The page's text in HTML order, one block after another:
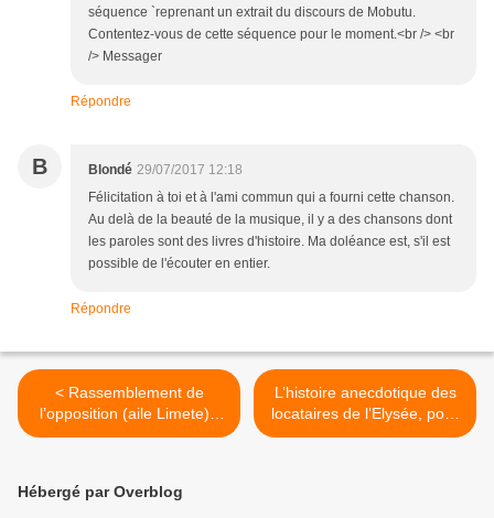
séquence `reprenant un extrait du discours de Mobutu.
Contentez-vous de cette séquence pour le moment.<br /> <br
/> Messager
Répondre
B Blondé 29/07/2017 12:18
Félicitation à toi et à l'ami commun qui a fourni cette chanson.
Au delà de la beauté de la musique, il y a des chansons dont
les paroles sont des livres d'histoire. Ma doléance est, s'il est
possible de l'écouter en entier.
Répondre
< Rassemblement de
l’opposition (aile Limete) :
ne gênez pas l’action de Ne
L’histoire anecdotique des
locataires de l’Elysée, pour
les futurs bacheliers
Hébergé par Overblog